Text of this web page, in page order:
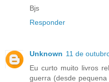
Bjs
Responder
Unknown 11 de
Eu curto muito livros
guerra (desde